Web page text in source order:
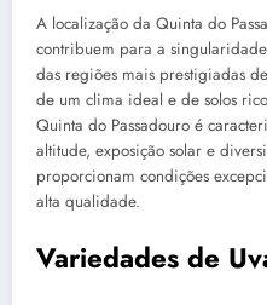
A localização da Quinta do
contribuem para a
das regiões mais prestigiadas
de um clima ideal e de solos
Quinta do Passadouro é
altitude, exposição solar e
proporcionam condições
alta qualidade.
Variedades de